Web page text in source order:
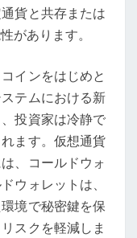
貨と共存または
があります。
インをはじめと
テムにおける新
投資家は冷静で
ます。仮想通貨
、コールドウォ
ウォレットは、
境で秘密鍵を保
スクを軽減しま